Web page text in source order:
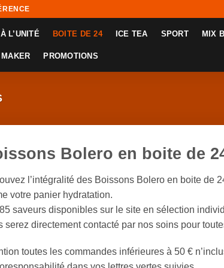
L’UNITÉ BOITE DE 24 ICE TEA SPORT MIX
PROMOTIONS
Bolero en boite de
l’intégralité des Boissons Bolero en boite de
votre panier hydratation.
saveurs disponibles sur le site en sélection
serez directement contacté par nos soins pour
toutes les commandes inférieures à 50 €